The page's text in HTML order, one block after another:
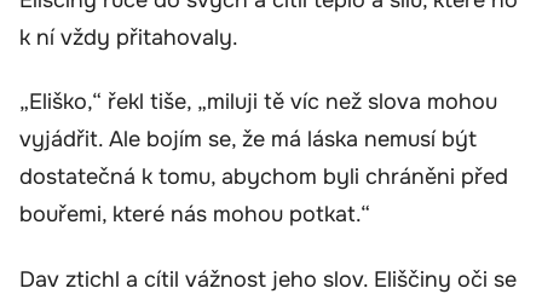
k ní vždy přitahovaly.
„Eliško,“ řekl tiše, „miluji tě víc než slova mohou
vyjádřit. Ale bojím se, že má láska nemusí být
dostatečná k tomu, abychom byli chráněni před
bouřemi, které nás mohou potkat.“
Dav ztichl a cítil vážnost jeho slov. Eliščiny oči se